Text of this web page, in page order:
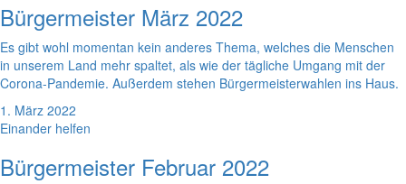
Bürgermeister März 2022
Es gibt wohl momentan kein anderes Thema, welches die Menschen
in unserem Land mehr spaltet, als wie der tägliche Umgang mit der
Corona-Pandemie. Außerdem stehen Bürgermeisterwahlen ins Haus.
1. März 2022
Einander helfen
Bürgermeister Februar 2022